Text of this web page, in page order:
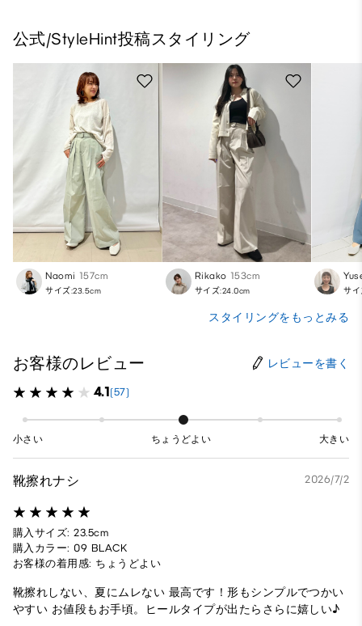
公式/StyleHint投稿スタイリング
Naomi 157cm
サイズ:23.5cm
Rikako 153cm
サイズ:24.0cm サ
スタイリングをもっとみる
お客様のレビュー レビューを書く
4.1(57)
小さい ちょうどよい 大きい
靴擦れナシ 2026/7/2
購入サイズ: 23.5cm
購入カラー: 09 BLACK
お客様の着用感: ちょうどよい
靴擦れしない、夏にムレない 最高です！形もシンプルでつかい
やすい お値段もお手頃。ヒールタイプが出たらさらに嬉しい♪